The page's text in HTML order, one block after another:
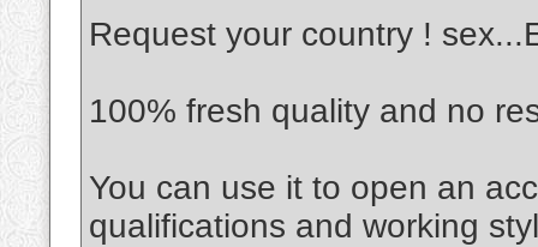
Request your country !
100% fresh quality and no
You can use it to open an
qualifications and working